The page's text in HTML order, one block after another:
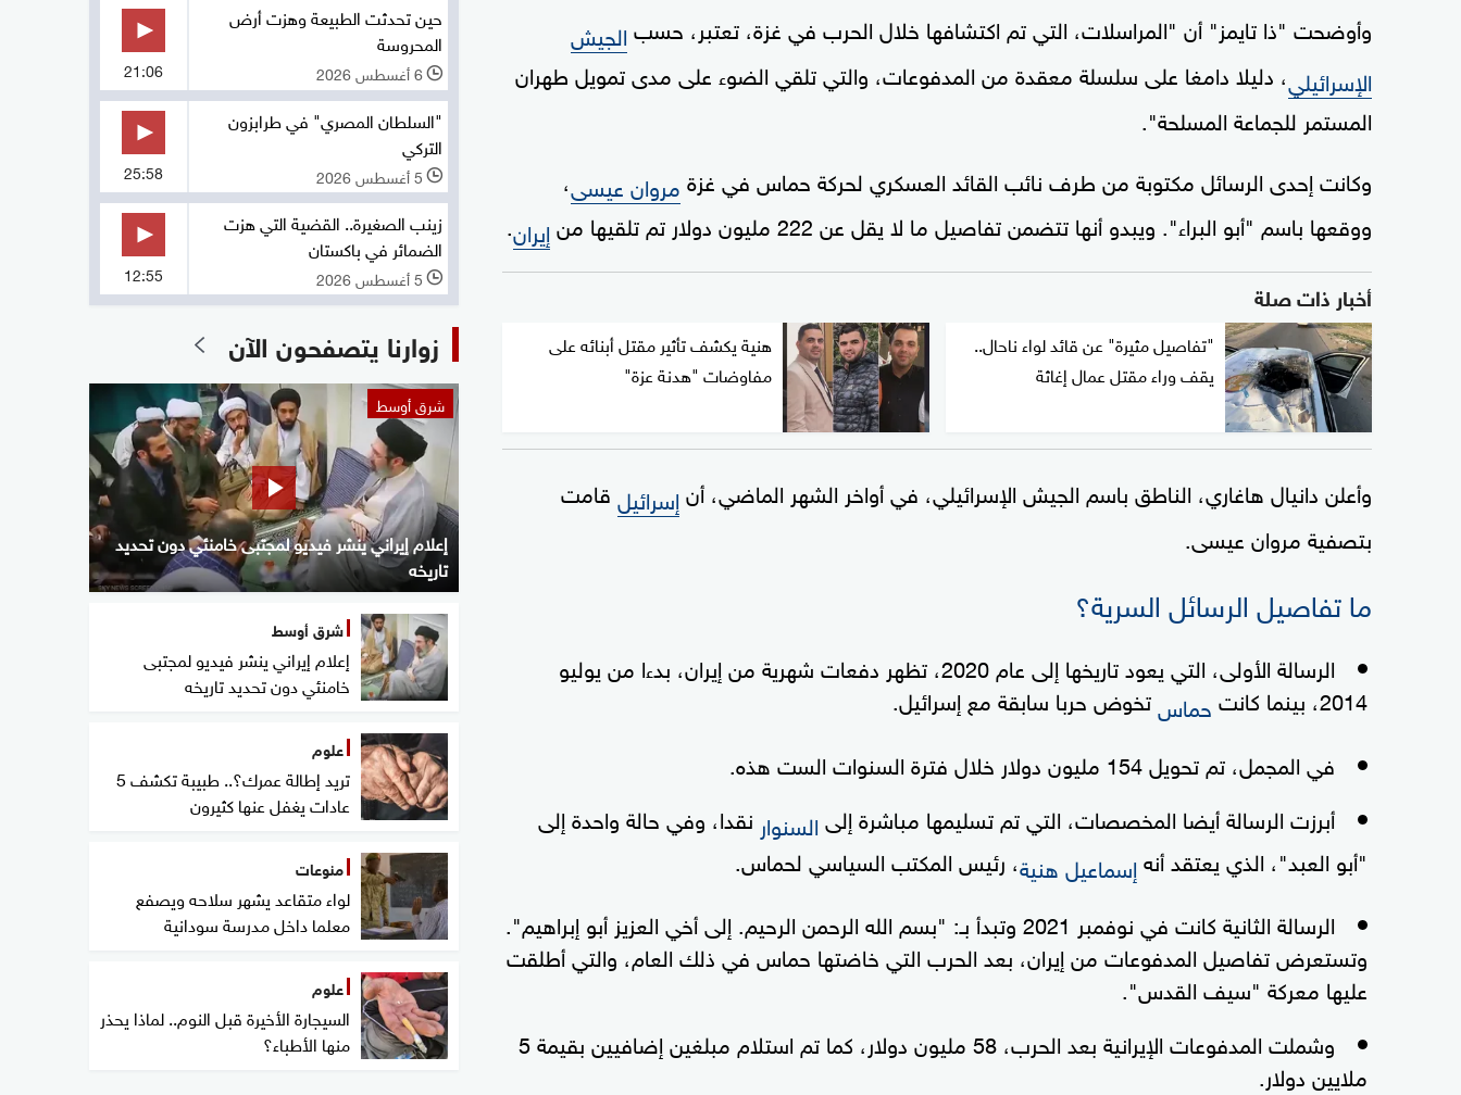
وأوضحت "ذا تايمز" أن "المراسلات، التي تم اكتشافها خلال الحرب في غزة، تعتبر، حسب الجيش
الإسرائيلي، دليلا دامغا على سلسلة معقدة من المدفوعات، والتي تلقي الضوء على مدى تمويل طهران
المستمر للجماعة المسلحة".
وكانت إحدى الرسائل مكتوبة من طرف نائب القائد العسكري لحركة حماس في غزة مروان عيسى،
ووقعها باسم "أبو البراء". ويبدو أنها تتضمن تفاصيل ما لا يقل عن 222 مليون دولار تم تلقيها من
إيران.
أخبار ذات صلة
"تفاصيل مثيرة" عن قائد لواء ناحال..
يقف وراء مقتل عمال إغاثة
هنية يكشف تأثير مقتل أبنائه على
مفاوضات "هدنة عزة"
وأعلن دانيال هاغاري، الناطق باسم الجيش الإسرائيلي، في أواخر الشهر الماضي، أن إسرائيل قامت
بتصفية مروان عيسى.
ما تفاصيل الرسائل السرية؟
الرسالة الأولى، التي يعود تاريخها إلى عام 2020، تظهر دفعات شهرية من إيران، بدءا من يوليو
2014، بينما كانت
حماستخوض حربا سابقة مع إسرائيل.
في المجمل، تم تحويل 154 مليون دولار خلال فترة السنوات الست هذه.
أبرزت الرسالة أيضا المخصصات، التي تم تسليمها مباشرة إلى السنوار نقدا، وفي حالة واحدة إلى
"أبو العبد"، الذي يعتقد أنه إسماعيل هنية، رئيس المكتب السياسي لحماس.
الرسالة الثانية كانت في نوفمبر 2021 وتبدأ بـ: "بسم الله الرحمن الرحيم. إلى أخي العزيز أبو إبراهيم".
وتستعرض تفاصيل المدفوعات من إيران، بعد الحرب التي خاضتها حماس في ذلك العام، والتي أطلقت
عليها معركة "سيف القدس".
وشملت المدفوعات الإيرانية بعد الحرب، 58 مليون دولار، كما تم استلام مبلغين إضافيين بقيمة 5
ملايين دولار.
حين تحدثت الطبيعة وهزت أرض
المحروسة
l 6 أغسطس 2026 21:06
"السلطان المصري" في طرابزون
التركي
l 5 أغسطس 2026 25:58
زينب الصغيرة.. القضية التي هزت
الضمائر في باكستان
l 5 أغسطس 2026 12:55
زوارنا يتصفحون الآن
شرق أوسط
إعلام إيراني ينشر فيديو لمجتبى خامنئي دون تحديد
تاريخه
شرق أوسط
إعلام إيراني ينشر فيديو لمجتبى
خامنئي دون تحديد تاريخه
علوم
تريد إطالة عمرك؟.. طبيبة تكشف 5
عادات يغفل عنها كثيرون
منوعات
لواء متقاعد يشهر سلاحه ويصفع
معلما داخل مدرسة سودانية
علوم
السيجارة الأخيرة قبل النوم.. لماذا يحذر
منها الأطباء؟